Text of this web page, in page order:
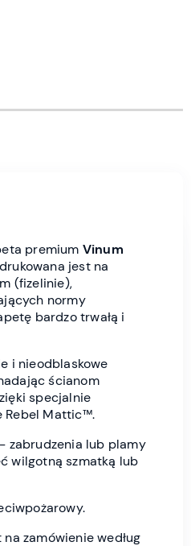
premium Vinum
jest na
(fizelinie),
normy
bardzo trwałą i
i nieodblaskowe
ścianom
specjalnie
Rebel Mattic™.
zabrudzenia lub plamy
wilgotną szmatką lub
zamówienie według